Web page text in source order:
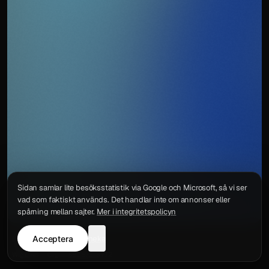
IntegritetspolicyKontakt
Sidan samlar lite besöksstatistik via Google och Microsoft, så vi ser
vad som faktiskt används. Det handlar inte om annonser eller
spårning mellan sajter. Mer i integritetspolicyn
Acceptera neka